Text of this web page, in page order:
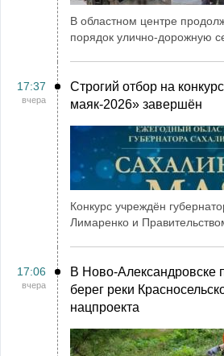
В областном центре
порядок улично-дорожную
17:37
вчера
Строгий отбор на
маяк‑2026» завершён
Конкурс учреждён
Лимаренко и
17:06
вчера
В Ново-Александровске
берег реки
нацпроекта